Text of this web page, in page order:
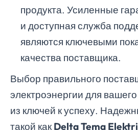
продукта. Усиленные
и доступная служба
являются ключевыми
качества поставщика.
Выбор правильного
электроэнергии для
из ключей к успеху.
такой какDelta Tema